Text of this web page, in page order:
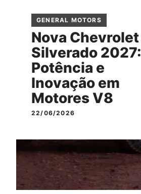
GENERAL MOTORS
Nova Chevrolet
Silverado 2027:
Potência e
Inovação em
Motores V8
22/06/2026